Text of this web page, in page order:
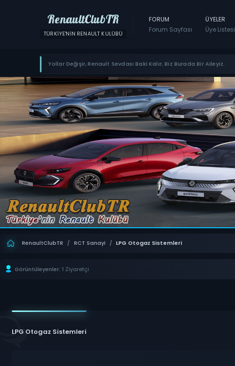
RenaultClubTR
TÜRKIYE'NIN RENAULT KULÜBÜ
FORUM
Forum Sayfası
ÜYELER
Üye Listesi
Yollar Değişir, Renault Sevdası Baki Kalır; Biz Burada Bir Aileyiz.
RenaultClubTR / RCT Sanayi / LPG Otogaz Sistemleri
Görüntüleyenler: 1 Ziyaretçi
LPG Otogaz Sistemleri